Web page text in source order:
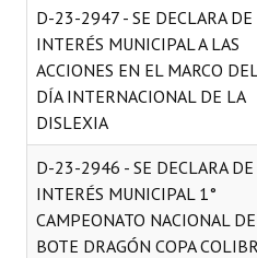
Declaraciones
Resoluciones
Resoluciones de Presidencia
INSTITUCIONAL
Antiguos Pobladores
Noticias Destacadas
D-23-2947 - SE DECLARA DE
INTERÉS MUNICIPAL A LAS
ACCIONES EN EL MARCO DEL
DÍA INTERNACIONAL DE LA
DISLEXIA
D-23-2946 - SE DECLARA DE
INTERÉS MUNICIPAL 1°
CAMPEONATO NACIONAL DE
BOTE DRAGÓN COPA